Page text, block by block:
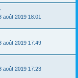
août 2019 18:01
août 2019 17:49
août 2019 17:23